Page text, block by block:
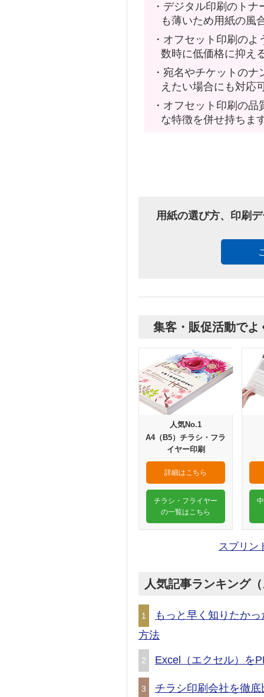
・デジタル印刷のト
も薄いため用紙の風
・オフセット印刷の
数時に低価格に抑え
・宛名やチケットの
えたい場合にも対応
・オフセット印刷の
な特徴を併せ持ちま
用紙の選び方、印刷
集客・販促活動でよ
人気No.1
A4（B5）チラシ・フラ
イヤー印刷
詳細はこちら
チラシ・フライヤー
の一覧はこちら
スプリン
人気記事ランキング
1
もっと早く知りたか
方法
2 Excel（エクセル）を
3
チラシ印刷会社を徹